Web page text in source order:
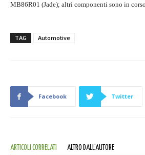
MB86R01 (Jade); altri componenti sono in
TAG Automotive
Facebook Twitter
ARTICOLI CORRELATI ALTRO DALL'AUTORE